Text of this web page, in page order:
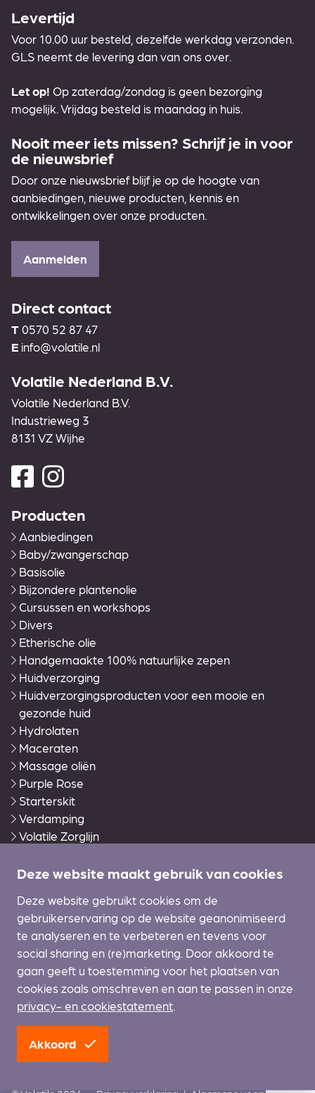
Levertijd
Voor 10.00 uur besteld, dezelfde werkdag verzonden.
GLS neemt de levering dan van ons over.
Let op! Op zaterdag/zondag is geen bezorging
mogelijk. Vrijdag besteld is maandag in huis.
Nooit meer iets missen? Schrijf je in voor
de nieuwsbrief
Door onze nieuwsbrief blijf je op de hoogte van
aanbiedingen, nieuwe producten, kennis en
ontwikkelingen over onze producten.
Aanmelden
Direct contact
T 0570 52 87 47
E info@volatile.nl
Volatile Nederland B.V.
Volatile Nederland B.V.
Industrieweg 3
8131 VZ Wijhe
Producten
Aanbiedingen
Baby/zwangerschap
Basisolie
Bijzondere plantenolie
Cursussen en workshops
Divers
Etherische olie
Handgemaakte 100% natuurlijke zepen
Huidverzorging
Huidverzorgingsproducten voor een mooie en
gezonde huid
Hydrolaten
Maceraten
Massage oliën
Purple Rose
Starterskit
Verdamping
Volatile Zorglijn
Wierook en accessoires
Klantenservice
Contact
Winkelmand
Zakelijke inlog
Cursussen
Deze website maakt gebruik van cookies
Deze website gebruikt cookies om de
gebruikerservaring op de website geanonimiseerd
te analyseren en te verbeteren en tevens voor
social sharing en (re)marketing. Door akkoord te
gaan geeft u toestemming voor het plaatsen van
cookies zoals omschreven en aan te passen in onze
privacy- en cookiestatement.
Akkoord